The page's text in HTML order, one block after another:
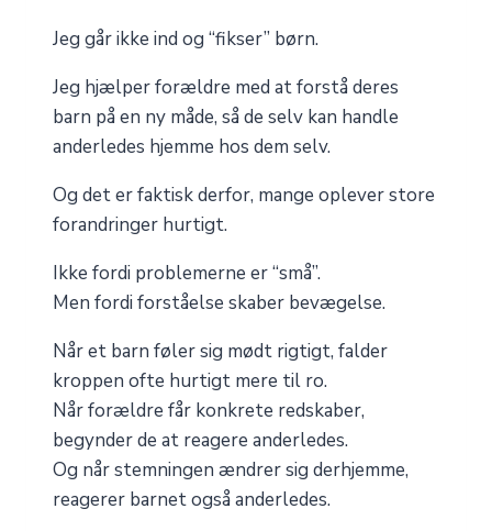
Jeg går ikke ind og “fikser” børn.
Jeg hjælper forældre med at forstå deres
barn på en ny måde, så de selv kan handle
anderledes hjemme hos dem selv.
Og det er faktisk derfor, mange oplever store
forandringer hurtigt.
Ikke fordi problemerne er “små”.
Men fordi forståelse skaber bevægelse.
Når et barn føler sig mødt rigtigt, falder
kroppen ofte hurtigt mere til ro.
Når forældre får konkrete redskaber,
begynder de at reagere anderledes.
Og når stemningen ændrer sig derhjemme,
reagerer barnet også anderledes.